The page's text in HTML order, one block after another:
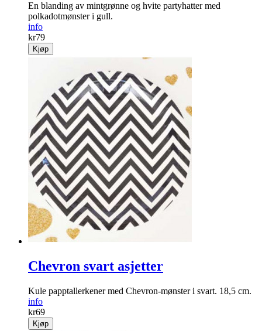
En blanding av mintgrønne og hvite partyhatter med
polkadotmønster i gull.
info
kr79
Kjøp
Chevron svart asjetter
Kule papptallerkener med Chevron-mønster i svart. 18,5 cm.
info
kr69
Kjøp